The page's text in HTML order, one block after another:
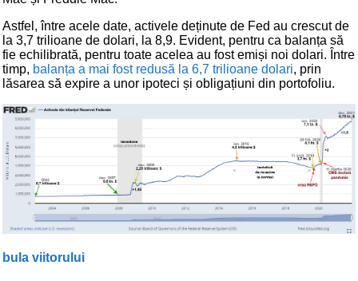
Astfel, între acele date, activele deținute de Fed au crescut de
la 3,7 trilioane de dolari, la 8,9. Evident, pentru ca balanța să
fie echilibrată, pentru toate acelea au fost emiși noi dolari. Între
timp, balanța a mai fost redusă la 6,7 trilioane dolari, prin
lăsarea să expire a unor ipoteci și obligațiuni din portofoliu.
bula viitorului